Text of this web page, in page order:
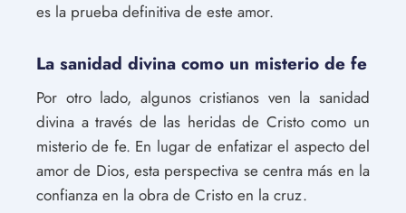
es la prueba definitiva de este amor.
La sanidad divina como un misterio de fe
Por otro lado, algunos cristianos ven la sanidad
divina a través de las heridas de Cristo como un
misterio de fe. En lugar de enfatizar el aspecto del
amor de Dios, esta perspectiva se centra más en la
confianza en la obra de Cristo en la cruz.